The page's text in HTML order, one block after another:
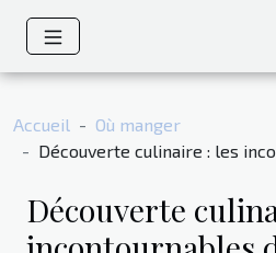
Accueil
Où manger
Découverte culinaire : les
Découverte